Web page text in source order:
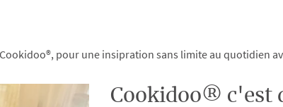
pour une insipration sans limite au quotidien
Cookidoo® c'est